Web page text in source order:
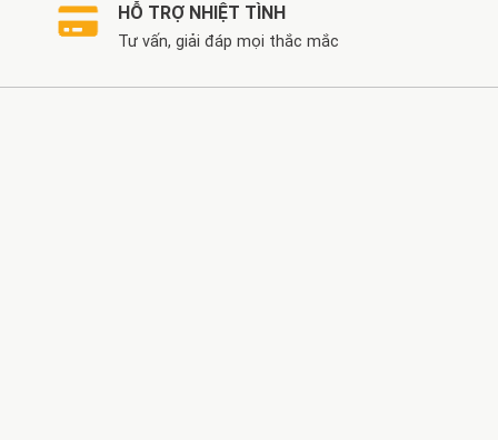
HỖ TRỢ NHIỆT TÌNH
Tư vấn, giải đáp mọi thắc mắc